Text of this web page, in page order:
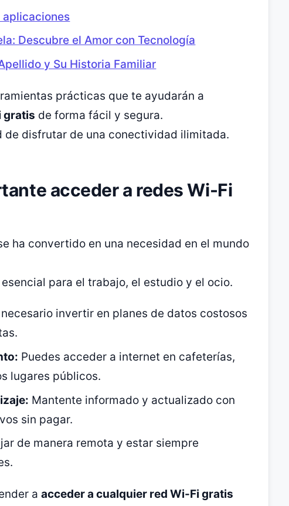
aplicaciones
Descubre el Amor con Tecnología
y Su Historia Familiar
prácticas que te ayudarán a
gratis de forma fácil y segura.
de disfrutar de una conectividad ilimitada.
acceder a redes Wi-Fi
ha convertido en una necesidad en el mundo
para el trabajo, el estudio y el ocio.
necesario invertir en planes de datos costosos
Puedes acceder a internet en cafeterías,
lugares públicos.
Mantente informado y actualizado con
sin pagar.
de manera remota y estar siempre
a acceder a cualquier red Wi-Fi gratis